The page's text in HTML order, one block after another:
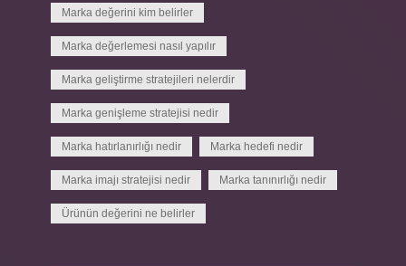
Marka değerini kim belirler
Marka değerlemesi nasıl yapılır
Marka geliştirme stratejileri nelerdir
Marka genişleme stratejisi nedir
Marka hatırlanırlığı nedir Marka hedefi nedir
Marka imajı stratejisi nedir Marka tanınırlığı nedir
Ürünün değerini ne belirler